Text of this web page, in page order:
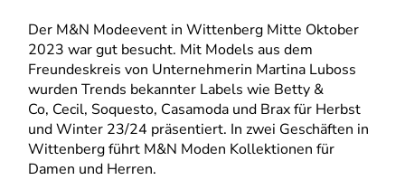
Der M&N Modeevent in Wittenberg Mitte Oktober
2023 war gut besucht. Mit Models aus dem
Freundeskreis von Unternehmerin Martina Luboss
wurden Trends bekannter Labels wie Betty &
Co, Cecil, Soquesto, Casamoda und Brax für Herbst
und Winter 23/24 präsentiert. In zwei Geschäften in
Wittenberg führt M&N Moden Kollektionen für
Damen und Herren.